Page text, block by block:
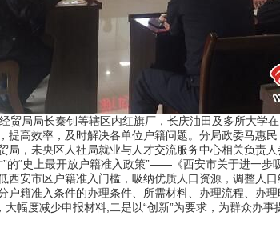
局局长秦钊等辖区内红旗厂，长庆油田及多所大学
提高效率，及时解决各单位户籍问题。分局政委马惠
，未央区人社局就业与人才交流服务中心相关负责人
“史上最开放户籍准入政策”——《西安市关于进一步
西安市区户籍准入门槛，吸纳优质人口资源，调整人
户籍准入条件的办理条件、所需材料、办理流程、办
幅度减少申报材料;二是以“创新”为要求，为群众办